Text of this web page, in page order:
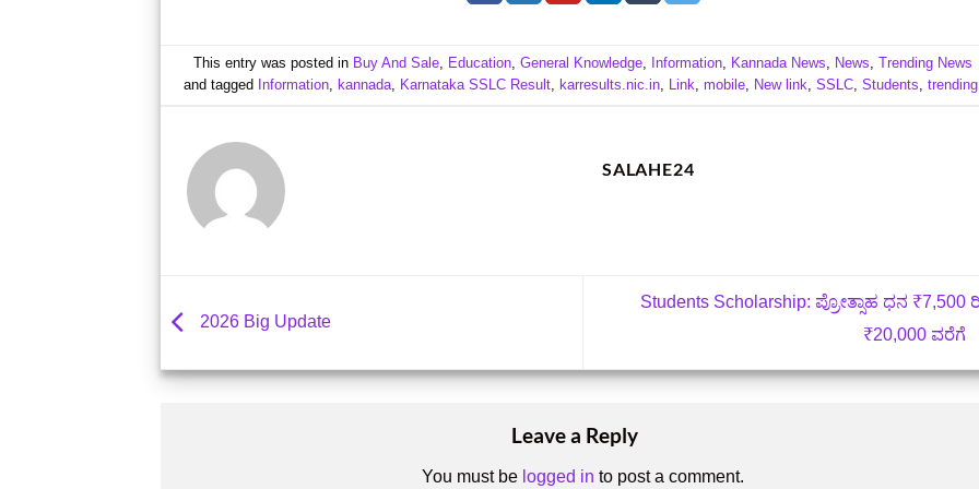
This entry was posted in Buy And Sale, Education, General Knowledge, Information, Kannada News, News, Trending News
and tagged Information, kannada, Karnataka SSLC Result, karresults.nic.in, Link, mobile, New link, SSLC, Students, trending
SALAHE24
2026 Big Update
Students Scholarship: ಪ್ರೋತ್ಸಾಹ ಧನ ₹7,500
₹20,000 ವರೆಗೆ
Leave a Reply
You must be logged in to post a comment.